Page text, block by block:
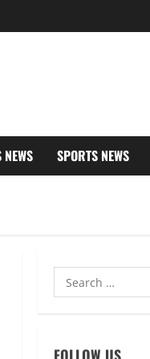
SPORTS NEWS
Search
for: